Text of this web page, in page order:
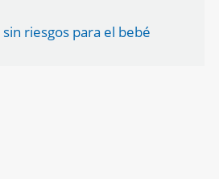
riesgos para el bebé